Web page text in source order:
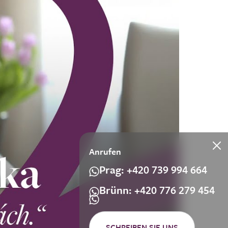
Anrufen
Prag: +420 739 994 664
Brünn: +420 776 279 454